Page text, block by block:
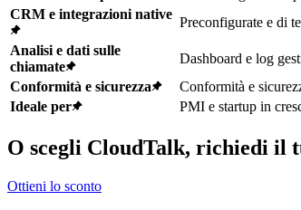
CRM e integrazioni native
Preconfigurate e di
Analisi e dati sulle
chiamate
Dashboard e log
Conformità e sicurezza
Conformità e
Ideale per
PMI e startup in
O scegli CloudTalk, richiedi il
Ottieni lo sconto